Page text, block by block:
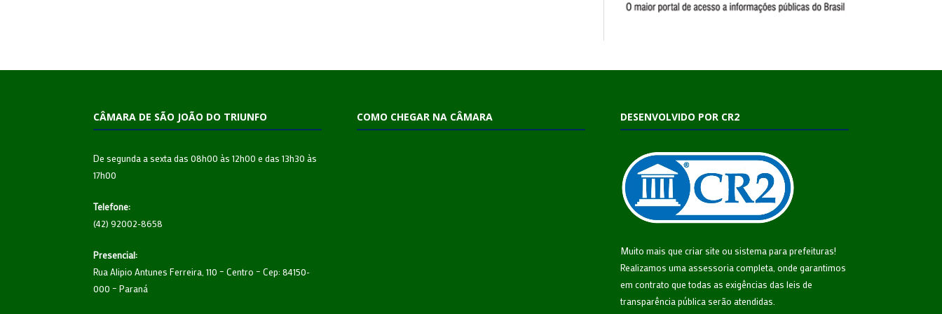
CÂMARA DE SÃO JOÃO DO TRIUNFO
De segunda a sexta das 08h00 às 12h00 e das 13h30 às
17h00
Telefone:
(42) 92002-8658
Presencial:
Rua Alipio Antunes Ferreira, 110 – Centro – Cep: 84150-
000 – Paraná
COMO CHEGAR NA CÂMARA DESENVOLVIDO POR CR2
Muito mais que criar site ou sistema para prefeituras!
Realizamos uma assessoria completa, onde garantimos
em contrato que todas as exigências das leis de
transparência pública serão atendidas.